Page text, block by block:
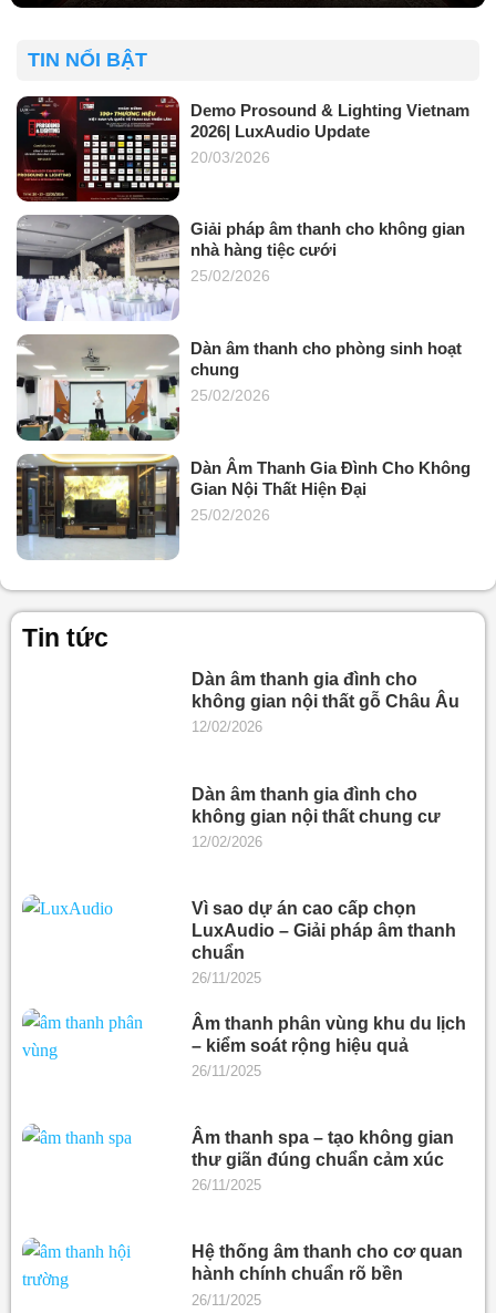
TIN NỔI BẬT
Demo Prosound & Lighting Vietnam
2026| LuxAudio Update
20/03/2026
Giải pháp âm thanh cho không gian
nhà hàng tiệc cưới
25/02/2026
Dàn âm thanh cho phòng sinh hoạt
chung
25/02/2026
Dàn Âm Thanh Gia Đình Cho Không
Gian Nội Thất Hiện Đại
25/02/2026
Tin tức
Dàn âm thanh gia đình cho
không gian nội thất gỗ Châu Âu
12/02/2026
Dàn âm thanh gia đình cho
không gian nội thất chung cư
12/02/2026
Vì sao dự án cao cấp chọn
LuxAudio – Giải pháp âm thanh
chuẩn
26/11/2025
Âm thanh phân vùng khu du lịch
– kiểm soát rộng hiệu quả
26/11/2025
Âm thanh spa – tạo không gian
thư giãn đúng chuẩn cảm xúc
26/11/2025
Hệ thống âm thanh cho cơ quan
hành chính chuẩn rõ bền
26/11/2025